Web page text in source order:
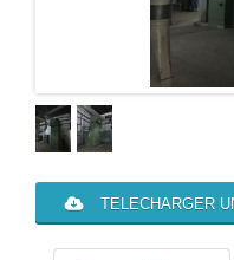
TELECHARGER